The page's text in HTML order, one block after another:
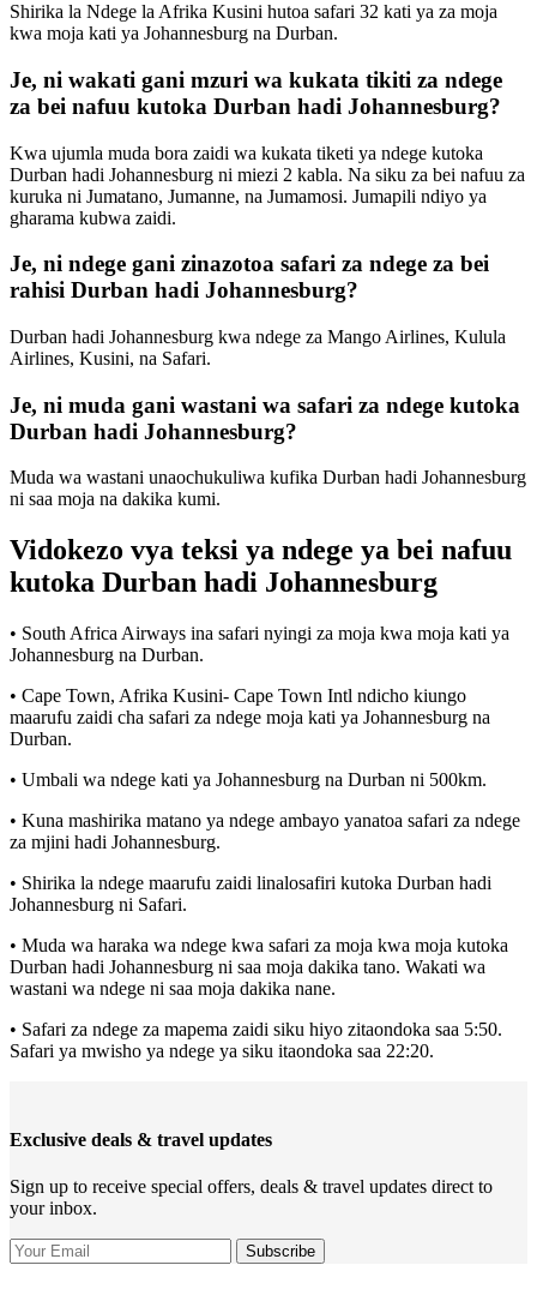
Shirika la Ndege la Afrika Kusini hutoa safari 32 kati ya za moja
kwa moja kati ya Johannesburg na Durban.
Je, ni wakati gani mzuri wa kukata tikiti za ndege
za bei nafuu kutoka Durban hadi Johannesburg?
Kwa ujumla muda bora zaidi wa kukata tiketi ya ndege kutoka
Durban hadi Johannesburg ni miezi 2 kabla. Na siku za bei nafuu za
kuruka ni Jumatano, Jumanne, na Jumamosi. Jumapili ndiyo ya
gharama kubwa zaidi.
Je, ni ndege gani zinazotoa safari za ndege za bei
rahisi Durban hadi Johannesburg?
Durban hadi Johannesburg kwa ndege za Mango Airlines, Kulula
Airlines, Kusini, na Safari.
Je, ni muda gani wastani wa safari za ndege kutoka
Durban hadi Johannesburg?
Muda wa wastani unaochukuliwa kufika Durban hadi Johannesburg
ni saa moja na dakika kumi.
Vidokezo vya teksi ya ndege ya bei nafuu
kutoka Durban hadi Johannesburg
• South Africa Airways ina safari nyingi za moja kwa moja kati ya
Johannesburg na Durban.
• Cape Town, Afrika Kusini- Cape Town Intl ndicho kiungo
maarufu zaidi cha safari za ndege moja kati ya Johannesburg na
Durban.
• Umbali wa ndege kati ya Johannesburg na Durban ni 500km.
• Kuna mashirika matano ya ndege ambayo yanatoa safari za ndege
za mjini hadi Johannesburg.
• Shirika la ndege maarufu zaidi linalosafiri kutoka Durban hadi
Johannesburg ni Safari.
• Muda wa haraka wa ndege kwa safari za moja kwa moja kutoka
Durban hadi Johannesburg ni saa moja dakika tano. Wakati wa
wastani wa ndege ni saa moja dakika nane.
• Safari za ndege za mapema zaidi siku hiyo zitaondoka saa 5:50.
Safari ya mwisho ya ndege ya siku itaondoka saa 22:20.
Exclusive deals & travel updates
Sign up to receive special offers, deals & travel updates direct to
your inbox.